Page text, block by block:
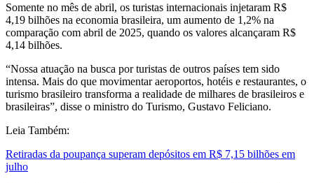
Somente no mês de abril, os turistas internacionais injetaram R$
4,19 bilhões na economia brasileira, um aumento de 1,2% na
comparação com abril de 2025, quando os valores alcançaram R$
4,14 bilhões.
“Nossa atuação na busca por turistas de outros países tem sido
intensa. Mais do que movimentar aeroportos, hotéis e restaurantes, o
turismo brasileiro transforma a realidade de milhares de brasileiros e
brasileiras”, disse o ministro do Turismo, Gustavo Feliciano.
Leia Também:
Retiradas da poupança superam depósitos em R$ 7,15 bilhões em
julho